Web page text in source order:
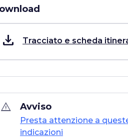
save_alt Tracciato e scheda
warning_amber Avviso
Presta attenzione a
indicazioni